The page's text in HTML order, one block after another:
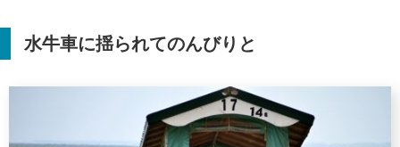
水牛車に揺られてのんびりと